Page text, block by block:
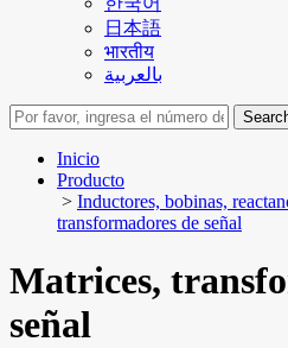
日本語
भारतीय
بالعربية
Inicio
Producto
> Inductores, bobinas,
transformadores de señal
Matrices,
señal